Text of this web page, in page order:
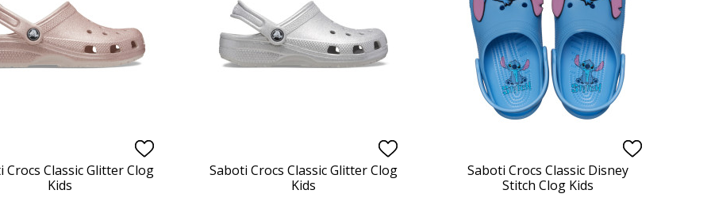
Crocs Classic Glitter Clog
Kids
Saboti Crocs Classic Glitter Clog
Kids
Saboti Crocs Classic Disney
Stitch Clog Kids